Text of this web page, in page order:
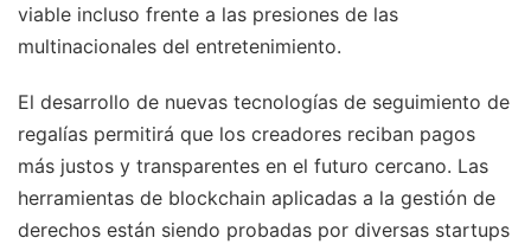
viable incluso frente a las presiones de las
multinacionales del entretenimiento.
El desarrollo de nuevas tecnologías de seguimiento de
regalías permitirá que los creadores reciban pagos
más justos y transparentes en el futuro cercano. Las
herramientas de blockchain aplicadas a la gestión de
derechos están siendo probadas por diversas startups